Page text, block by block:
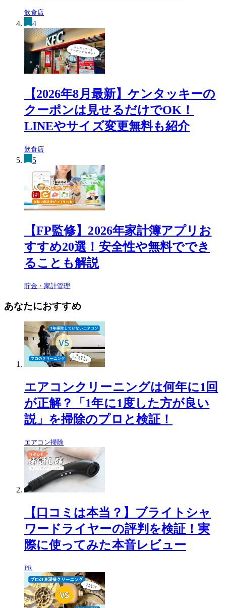
飲食店
4
【2026年8月最新】ケンタッキーの
クーポンは見せるだけでOK！
LINEやサイズ変更無料も紹介
飲食店
5
【FP監修】2026年家計簿アプリお
すすめ20選！安全性や無料ででき
ることも解説
貯金・家計管理
あなたにおすすめ
エアコンクリーニングは何年に1回
が正解？「1年に1度した方が良い
説」を掃除のプロと検証！
エアコン掃除
【口コミは本当？】ブライトシャ
ワードライヤーの評判を検証！実
際に使ってみた本音レビュー
PR